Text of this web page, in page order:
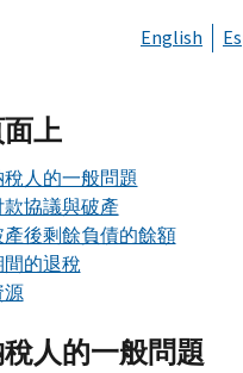
English
上
人的一般問題
協議與破產
後剩餘負債的餘額
的退稅
源
人的一般問題